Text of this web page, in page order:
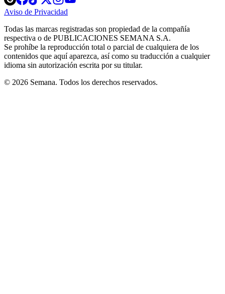
in
new
in
new
in
new
window
new
windowwindow
Aviso de Privacidad
new
window
Todas las marcas registradas son propiedad de la compañía
respectiva o de PUBLICACIONES SEMANA S.A.
Se prohíbe la reproducción total o parcial de cualquiera de los
contenidos que aquí aparezca, así como su traducción a cualquier
idioma sin autorización escrita por su titular.
© 2026 Semana. Todos los derechos reservados.